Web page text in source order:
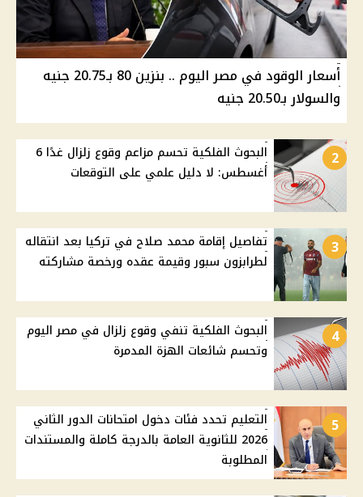
أسعار الوقود في مصر اليوم .. بنزين 80 بـ20.75 جنيه
والسولار بـ20.50 جنيه
2
البحوث الفلكية تحسم مزاعم وقوع زلزال غدًا 6
أغسطس: لا دليل علمي على التوقعات
3
تفاصيل إقامة محمد صلاح في تركيا بعد انتقاله
لطرابزون سبور وقيمة عقده ورخصة مشاركته
4
البحوث الفلكية تنفي وقوع زلزال في مصر اليوم
وتحسم شائعات الهزة المدمرة
5
التعليم تحدد فئات دخول امتحانات الدور الثاني
2026 للثانوية العامة بالدرجة كاملة والمستندات
المطلوبة